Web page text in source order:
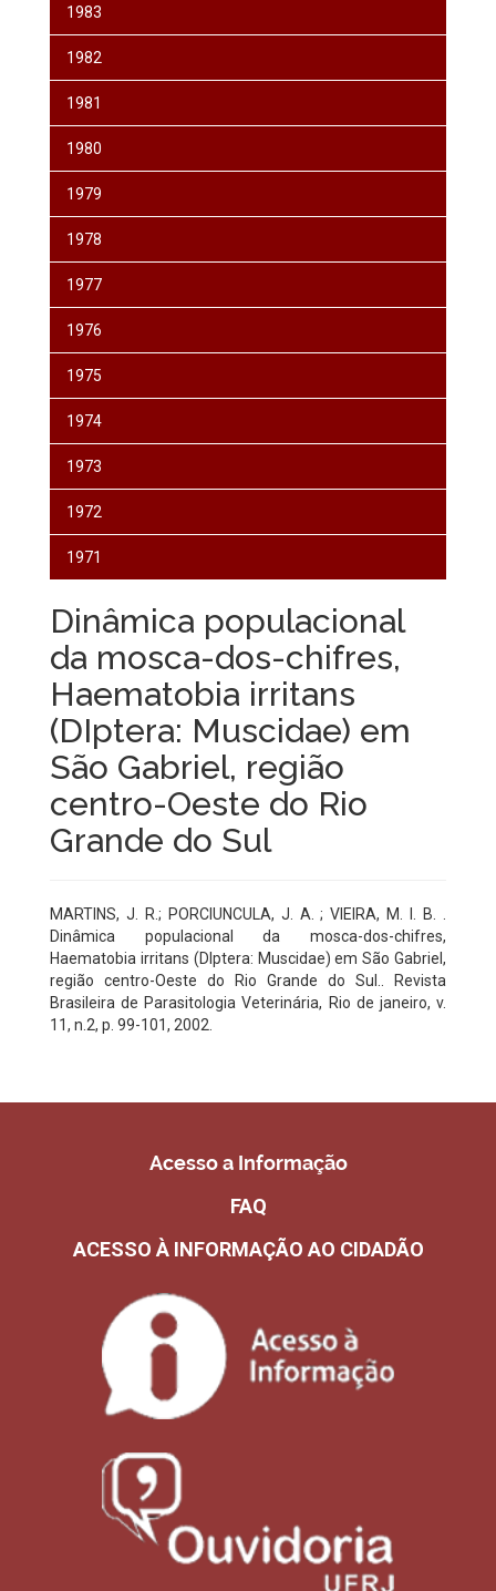
1983
1982
1981
1980
1979
1978
1977
1976
1975
1974
1973
1972
1971
Dinâmica populacional
da mosca-dos-chifres,
Haematobia irritans
(DIptera: Muscidae) em
São Gabriel, região
centro-Oeste do Rio
Grande do Sul
MARTINS, J. R.; PORCIUNCULA, J. A. ; VIEIRA, M. I. B. .
Dinâmica populacional da mosca-dos-chifres,
Haematobia irritans (DIptera: Muscidae) em São Gabriel,
região centro-Oeste do Rio Grande do Sul.. Revista
Brasileira de Parasitologia Veterinária, Rio de janeiro, v.
11, n.2, p. 99-101, 2002.
Acesso a Informação
FAQ
ACESSO À INFORMAÇÃO AO CIDADÃO